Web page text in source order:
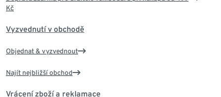
Kč
Vyzvednutí v obchodě
Objednat & vyzvednout
Najít nejbližší obchod
Vrácení zboží a reklamace